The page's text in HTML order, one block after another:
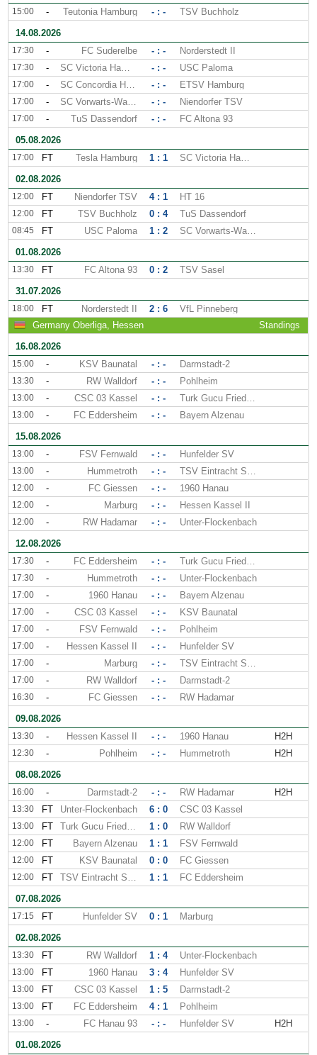
15:00 - Teutonia Hamburg - : -
TSV Buchholz
14.08.2026
17:30 - FC Suderelbe - : - Norderstedt II
17:30 - SC Victoria Hamburg - : - USC Paloma
17:00 - SC Concordia Hambourg - : - ETSV Hamburg
17:00 - SC Vorwarts-Wacker - : - Niendorfer TSV
17:00 - TuS Dassendorf - : -
FC Altona 93
05.08.2026
17:00 FT Tesla Hamburg 1 : 1
SC Victoria Hamburg
02.08.2026
12:00 FT Niendorfer TSV 4 : 1 HT 16
12:00 FT TSV Buchholz 0 : 4 TuS Dassendorf
08:45 FT USC Paloma 1 : 2
SC Vorwarts-Wacker
01.08.2026
13:30 FT FC Altona 93 0 : 2
TSV Sasel
31.07.2026
18:00 FT Norderstedt II 2 : 6
VfL Pinneberg
Germany Oberliga, Hessen
Standings
16.08.2026
15:00 - KSV Baunatal - : - Darmstadt-2
13:30 - RW Walldorf - : - Pohlheim
13:00 - CSC 03 Kassel - : - Turk Gucu Friedberg
13:00 - FC Eddersheim - : -
Bayern Alzenau
15.08.2026
13:00 - FSV Fernwald - : - Hunfelder SV
13:00 - Hummetroth - : - TSV Eintracht Stadtallendorf
12:00 - FC Giessen - : - 1960 Hanau
12:00 - Marburg - : - Hessen Kassel II
12:00 - RW Hadamar - : -
Unter-Flockenbach
12.08.2026
17:30 - FC Eddersheim - : - Turk Gucu Friedberg
17:30 - Hummetroth - : - Unter-Flockenbach
17:00 - 1960 Hanau - : - Bayern Alzenau
17:00 - CSC 03 Kassel - : - KSV Baunatal
17:00 - FSV Fernwald - : - Pohlheim
17:00 - Hessen Kassel II - : - Hunfelder SV
17:00 - Marburg - : - TSV Eintracht Stadtallendorf
17:00 - RW Walldorf - : - Darmstadt-2
16:30 - FC Giessen - : -
RW Hadamar
09.08.2026
13:30 - Hessen Kassel II - : - 1960 Hanau H2H
12:30 - Pohlheim - : - Hummetroth
H2H
08.08.2026
16:00 - Darmstadt-2 - : - RW Hadamar H2H
13:30 FT Unter-Flockenbach 6 : 0 CSC 03 Kassel
13:00 FT Turk Gucu Friedberg 1 : 0 RW Walldorf
12:00 FT Bayern Alzenau 1 : 1 FSV Fernwald
12:00 FT KSV Baunatal 0 : 0 FC Giessen
12:00 FT TSV Eintracht Stadtallendorf 1 : 1
FC Eddersheim
07.08.2026
17:15 FT Hunfelder SV 0 : 1
Marburg
02.08.2026
13:30 FT RW Walldorf 1 : 4 Unter-Flockenbach
13:00 FT 1960 Hanau 3 : 4 Hunfelder SV
13:00 FT CSC 03 Kassel 1 : 5 Darmstadt-2
13:00 FT FC Eddersheim 4 : 1 Pohlheim
13:00 - FC Hanau 93 - : - Hunfelder SV
H2H
01.08.2026